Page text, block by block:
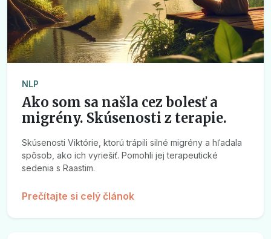
NLP
Ako som sa našla cez bolesť a
migrény. Skúsenosti z terapie.
Skúsenosti Viktórie, ktorú trápili silné migrény a hľadala
spôsob, ako ich vyriešiť. Pomohli jej terapeutické
sedenia s Raastim.
Prečítajte si celý článok